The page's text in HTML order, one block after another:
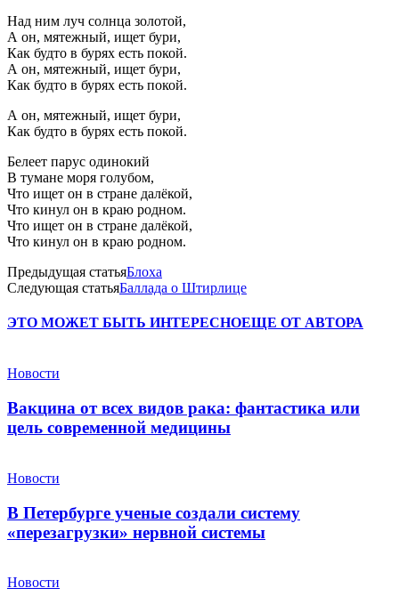
Hад ним луч солнца золотой,
А он, мятежный, ищет бури,
Как будто в бурях есть покой.
А он, мятежный, ищет буpи,
Как будто в буpях есть покой.
А он, мятежный, ищет буpи,
Как будто в буpях есть покой.
Белеет парус одинокий
В тумане моpя голубом,
Что ищет он в стране далёкой,
Что кинул он в кpаю pодном.
Что ищет он в стpане далёкой,
Что кинул он в кpаю pодном.
Предыдущая статьяБлоха
Следующая статьяБаллада о Штирлице
ЭТО МОЖЕТ БЫТЬ ИНТЕРЕСНОЕЩЕ ОТ АВТОРА
Новости
Вакцина от всех видов рака: фантастика или
цель современной медицины
Новости
В Петербурге ученые создали систему
«перезагрузки» нервной системы
Новости